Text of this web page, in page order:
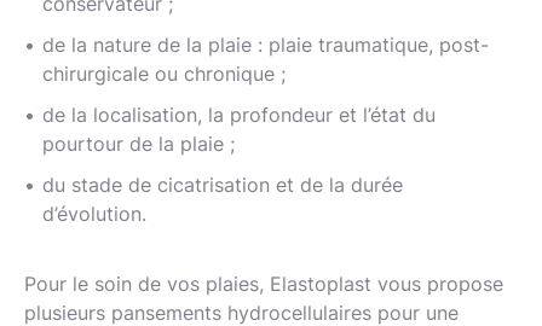
de la nature de la plaie : plaie traumatique, post-
chirurgicale ou chronique ;
de la localisation, la profondeur et l’état du
pourtour de la plaie ;
du stade de cicatrisation et de la durée
d’évolution.
Pour le soin de vos plaies, Elastoplast vous propose
plusieurs pansements hydrocellulaires pour une